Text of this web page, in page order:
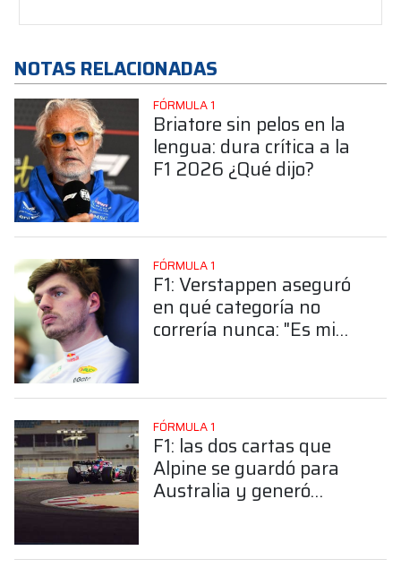
NOTAS RELACIONADAS
FÓRMULA 1
Briatore sin pelos en la
lengua: dura crítica a la
F1 2026 ¿Qué dijo?
FÓRMULA 1
F1: Verstappen aseguró
en qué categoría no
correría nunca: "Es mi
FÓRMULA 1
F1: las dos cartas que
Alpine se guardó para
Australia y generó